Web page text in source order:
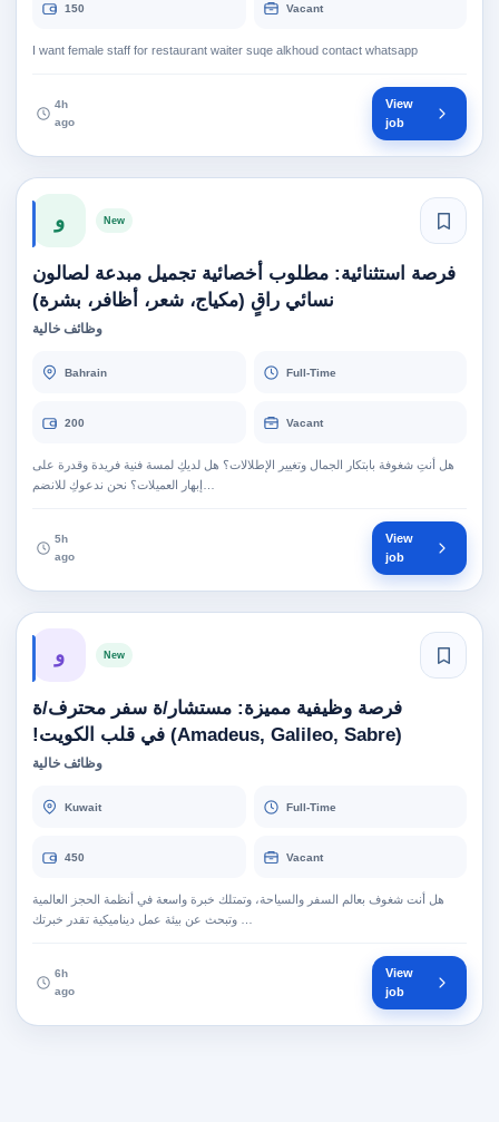
150 Vacant
I want female staff for restaurant waiter suqe alkhoud contact whatsapp
4h
ago
View
job
و New
فرصة استثنائية: مطلوب أخصائية تجميل مبدعة لصالون
نسائي راقٍ (مكياج، شعر، أظافر، بشرة)
وظائف خالية
Bahrain Full-Time
200 Vacant
هل أنتِ شغوفة بابتكار الجمال وتغيير الإطلالات؟ هل لديكِ لمسة فنية فريدة وقدرة على
5h
ago
View
job
و New
فرصة وظيفية مميزة: مستشار/ة سفر محترف/ة
(Amadeus, Galileo, Sabre) في قلب الكويت!
وظائف خالية
Kuwait Full-Time
450 Vacant
هل أنت شغوف بعالم السفر والسياحة، وتمتلك خبرة واسعة في أنظمة الحجز العالمية
6h
ago
View
job